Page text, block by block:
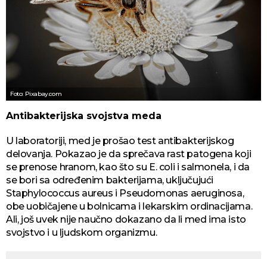
Foto: Pixabay.com
Antibakterijska svojstva meda
U laboratoriji, med je prošao test antibakterijskog
delovanja. Pokazao je da sprečava rast patogena koji
se prenose hranom, kao što su E. coli i salmonela, i da
se bori sa određenim bakterijama, uključujući
Staphylococcus aureus i Pseudomonas aeruginosa,
obe uobičajene u bolnicama i lekarskim ordinacijama.
Ali, još uvek nije naučno dokazano da li med ima isto
svojstvo i u ljudskom organizmu.